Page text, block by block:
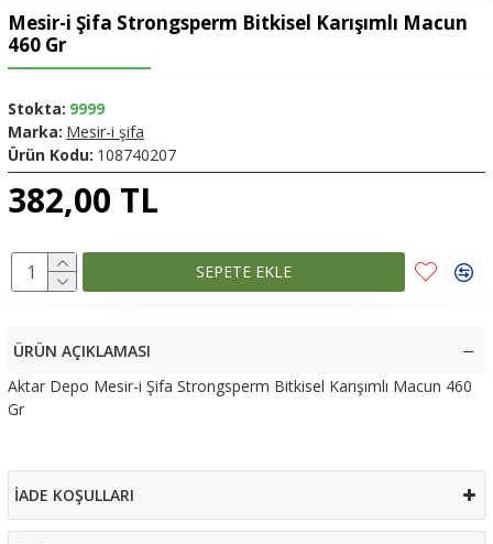
Mesir-i Şifa Strongsperm Bitkisel Karışımlı Macun
460 Gr
382,00 TL
Stokta: 9999
Marka: Mesir-i şifa
Ürün Kodu: 108740207
SEPETE EKLE
ÜRÜN AÇIKLAMASI
Aktar Depo Mesir-i Şifa Strongsperm Bitkisel Karışımlı Macun 460
Gr
İADE KOŞULLARI